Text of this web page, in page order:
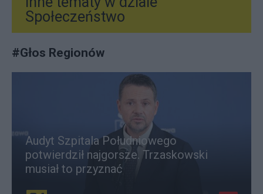
Społeczeństwo
#Głos Regionów
Audyt Szpitala Południowego
potwierdził najgorsze. Trzaskowski
musiał to przyznać